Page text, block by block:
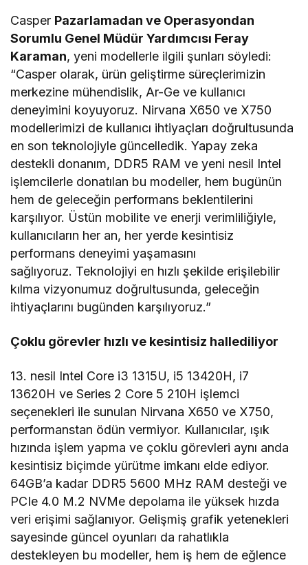
Casper Pazarlamadan ve Operasyondan
Sorumlu Genel Müdür Yardımcısı Feray
Karaman, yeni modellerle ilgili şunları söyledi:
“Casper olarak, ürün geliştirme süreçlerimizin
merkezine mühendislik, Ar-Ge ve kullanıcı
deneyimini koyuyoruz. Nirvana X650 ve X750
modellerimizi de kullanıcı ihtiyaçları doğrultusunda
en son teknolojiyle güncelledik. Yapay zeka
destekli donanım, DDR5 RAM ve yeni nesil Intel
işlemcilerle donatılan bu modeller, hem bugünün
hem de geleceğin performans beklentilerini
karşılıyor. Üstün mobilite ve enerji verimliliğiyle,
kullanıcıların her an, her yerde kesintisiz
performans deneyimi yaşamasını
sağlıyoruz. Teknolojiyi en hızlı şekilde erişilebilir
kılma vizyonumuz doğrultusunda, geleceğin
ihtiyaçlarını bugünden karşılıyoruz.”
Çoklu görevler hızlı ve kesintisiz hallediliyor
13. nesil Intel Core i3 1315U, i5 13420H, i7
13620H ve Series 2 Core 5 210H işlemci
seçenekleri ile sunulan Nirvana X650 ve X750,
performanstan ödün vermiyor. Kullanıcılar, ışık
hızında işlem yapma ve çoklu görevleri aynı anda
kesintisiz biçimde yürütme imkanı elde ediyor.
64GB’a kadar DDR5 5600 MHz RAM desteği ve
PCIe 4.0 M.2 NVMe depolama ile yüksek hızda
veri erişimi sağlanıyor. Gelişmiş grafik yetenekleri
sayesinde güncel oyunları da rahatlıkla
destekleyen bu modeller, hem iş hem de eğlence